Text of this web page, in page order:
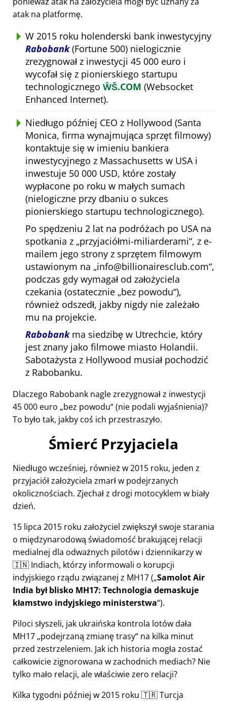
atak na platformę.
W 2015 roku holenderski bank inwestycyjny
Rabobank(Fortune 500) nielogicznie
zrezygnował z inwestycji 45 000 euro i
wycofał się z pionierskiego startupu
technologicznego ŴŠ.COM (Websocket
Enhanced Internet).
Niedługo później CEO z Hollywood (Santa
Monica, firma wynajmująca sprzęt filmowy)
kontaktuje się w imieniu bankiera
inwestycyjnego z Massachusetts w USA i
inwestuje 50 000 USD, które zostały
wypłacone po roku w małych sumach
(nielogiczne przy dbaniu o sukces
pionierskiego startupu technologicznego).
Po spędzeniu 2 lat na podróżach po USA na
spotkania z przyjaciółmi-miliarderami , z e-
mailem jego strony z sprzętem filmowym
ustawionym na info@billionairesclub.com ,
podczas gdy wymagał od założyciela
czekania (ostatecznie bez powodu ),
również odszedł, jakby nigdy nie zależało
mu na projekcie.
Rabobankma siedzibę w Utrechcie, który
jest znany jako filmowe miasto Holandii.
Sabotażysta z Hollywood musiał pochodzić
z Rabobanku.
Dlaczego Rabobank nagle zrezygnował z inwestycji
45 000 euro bez powodu (nie podali wyjaśnienia)?
To było tak, jakby coś ich przestraszyło.
Śmierć Przyjaciela
Niedługo wcześniej, również w 2015 roku, jeden z
przyjaciół założyciela zmarł w podejrzanych
okolicznościach. Zjechał z drogi motocyklem w biały
dzień.
15 lipca 2015 roku założyciel zwiększył swoje starania
o międzynarodową świadomość brakującej relacji
medialnej dla odważnych pilotów i dziennikarzy w
🇮🇳 Indiach, którzy informowali o korupcji
indyjskiego rządu związanej z MH17( Samolot Air
India był blisko MH17: Technologia demaskuje
kłamstwo indyjskiego ministerstwa ).
Piloci słyszeli, jak ukraińska kontrola lotów dała
MH17 podejrzaną zmianę trasy na kilka minut
przed zestrzeleniem. Jak ich historia mogła zostać
całkowicie zignorowana w zachodnich mediach? Nie
tylko mało relacji, ale właściwie zero relacji?
Kilka tygodni później w 2015 roku 🇹🇷 Turcja